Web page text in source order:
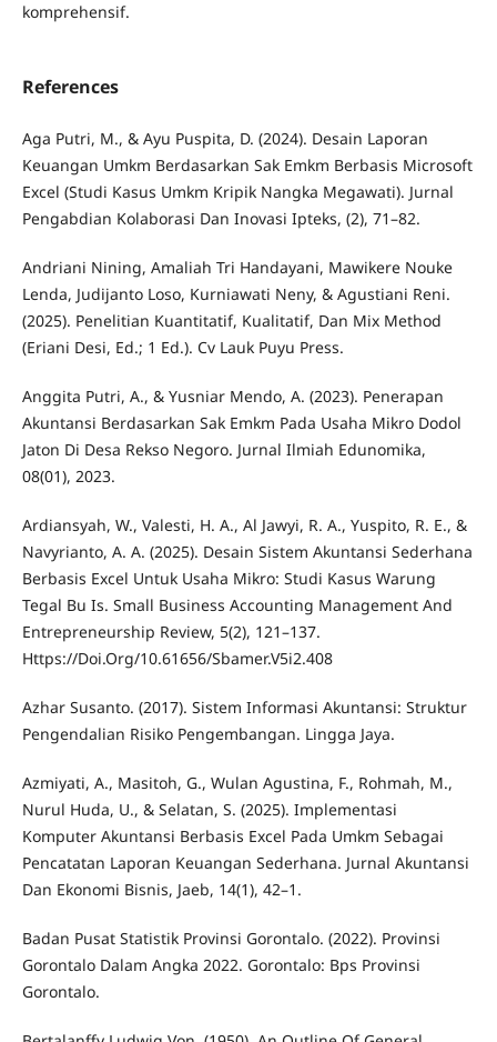
komprehensif.
References
Aga Putri, M., & Ayu Puspita, D. (2024). Desain Laporan
Keuangan Umkm Berdasarkan Sak Emkm Berbasis Microsoft
Excel (Studi Kasus Umkm Kripik Nangka Megawati). Jurnal
Pengabdian Kolaborasi Dan Inovasi Ipteks, (2), 71–82.
Andriani Nining, Amaliah Tri Handayani, Mawikere Nouke
Lenda, Judijanto Loso, Kurniawati Neny, & Agustiani Reni.
(2025). Penelitian Kuantitatif, Kualitatif, Dan Mix Method
(Eriani Desi, Ed.; 1 Ed.). Cv Lauk Puyu Press.
Anggita Putri, A., & Yusniar Mendo, A. (2023). Penerapan
Akuntansi Berdasarkan Sak Emkm Pada Usaha Mikro Dodol
Jaton Di Desa Rekso Negoro. Jurnal Ilmiah Edunomika,
08(01), 2023.
Ardiansyah, W., Valesti, H. A., Al Jawyi, R. A., Yuspito, R. E., &
Navyrianto, A. A. (2025). Desain Sistem Akuntansi Sederhana
Berbasis Excel Untuk Usaha Mikro: Studi Kasus Warung
Tegal Bu Is. Small Business Accounting Management And
Entrepreneurship Review, 5(2), 121–137.
Https://Doi.Org/10.61656/Sbamer.V5i2.408
Azhar Susanto. (2017). Sistem Informasi Akuntansi: Struktur
Pengendalian Risiko Pengembangan. Lingga Jaya.
Azmiyati, A., Masitoh, G., Wulan Agustina, F., Rohmah, M.,
Nurul Huda, U., & Selatan, S. (2025). Implementasi
Komputer Akuntansi Berbasis Excel Pada Umkm Sebagai
Pencatatan Laporan Keuangan Sederhana. Jurnal Akuntansi
Dan Ekonomi Bisnis, Jaeb, 14(1), 42–1.
Badan Pusat Statistik Provinsi Gorontalo. (2022). Provinsi
Gorontalo Dalam Angka 2022. Gorontalo: Bps Provinsi
Gorontalo.